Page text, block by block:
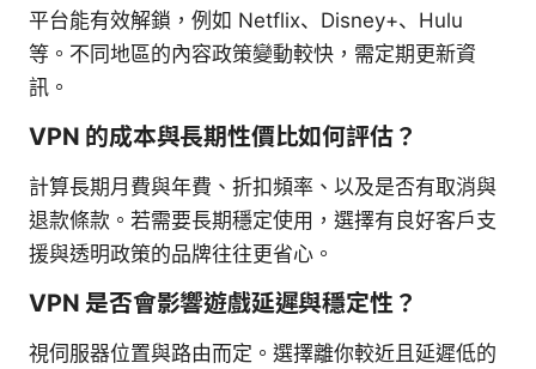
平台能有效解鎖，例如 Netflix、Disney+、Hulu
等。不同地區的內容政策變動較快，需定期更新資
訊。
VPN 的成本與長期性價比如何評估？
計算長期月費與年費、折扣頻率、以及是否有取消與
退款條款。若需要長期穩定使用，選擇有良好客戶支
援與透明政策的品牌往往更省心。
VPN 是否會影響遊戲延遲與穩定性？
視伺服器位置與路由而定。選擇離你較近且延遲低的